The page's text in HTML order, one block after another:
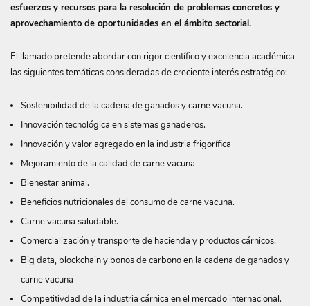
esfuerzos y recursos para la resolución de problemas concretos y
aprovechamiento de oportunidades en el ámbito sectorial.
El llamado pretende abordar con rigor científico y excelencia académica
las siguientes temáticas consideradas de creciente interés estratégico:
Sostenibilidad de la cadena de ganados y carne vacuna.
Innovación tecnológica en sistemas ganaderos.
Innovación y valor agregado en la industria frigorífica
Mejoramiento de la calidad de carne vacuna
Bienestar animal.
Beneficios nutricionales del consumo de carne vacuna.
Carne vacuna saludable.
Comercialización y transporte de hacienda y productos cárnicos.
Big data, blockchain y bonos de carbono en la cadena de ganados y
carne vacuna
Competitivdad de la industria cárnica en el mercado internacional.